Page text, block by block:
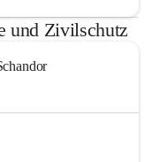
und Zivilschutz